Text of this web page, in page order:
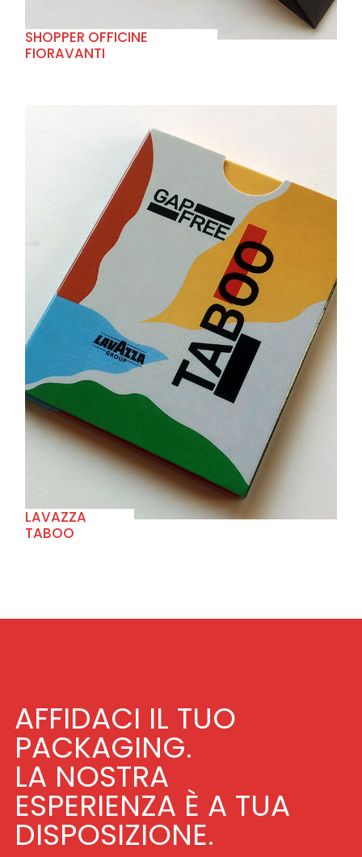
SHOPPER OFFICINE
FIORAVANTI
+
LAVAZZA
TABOO
AFFIDACI IL TUO
PACKAGING.
LA NOSTRA
ESPERIENZA È A TUA
DISPOSIZIONE.